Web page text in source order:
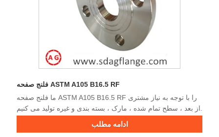
فلنج صفحه ASTM A105 B16.5 RF
ما فلنج صفحه ASTM A105 B16.5 RF را با توجه به نیاز مشتری
از بعد ، سطح تمام شده ، مارک ، بسته بندی و غیره تولید می کنیم.
ادامه مطلب